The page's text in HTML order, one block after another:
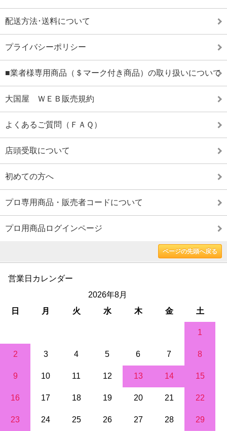
配送方法･送料について
プライバシーポリシー
■業者様専用商品（＄マーク付き商品）の取り扱いについて
大国屋 ＷＥＢ販売規約
よくあるご質問（ＦＡＱ）
店頭受取について
初めての方へ
プロ専用商品・販売者コードについて
プロ用商品ログインページ
ページの先頭へ戻る
営業日カレンダー
2026年8月
日
月 火 水 木 金 土
1
2 3 4 5 6 7 8
9 10 11 12 13 14 15
16 17 18 19 20 21 22
23 24 25 26 27 28 29